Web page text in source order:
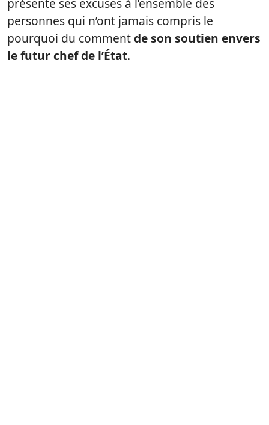
présente ses excuses à l’ensemble des
personnes qui n’ont jamais compris le
pourquoi du commentde son soutien envers
le futur chef de l’État.